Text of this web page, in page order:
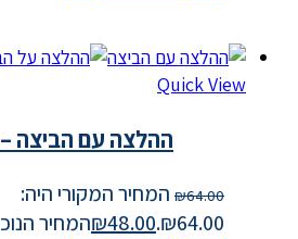
Quick View
ההלצה עם הביצה
₪64.00
המחיר המקורי היה:
₪64.00.
₪48.00 המחיר הנוכחי